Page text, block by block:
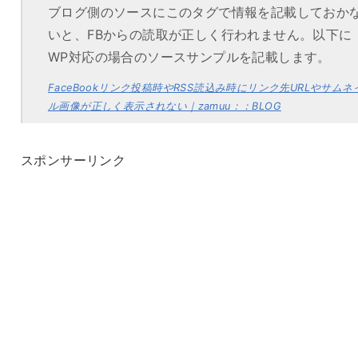
ブログ側のソースにこのタグで情報を記載しておか
いと、FBからの読取が正しく行われません。以下に
WP対応の場合のソースサンプルを記載します。
FaceBookリンク投稿時やRSS読込み時にリンク先URLやサムネ
ル画像が正しく表示されない｜zamuu：：BLOG
スポンサーリンク